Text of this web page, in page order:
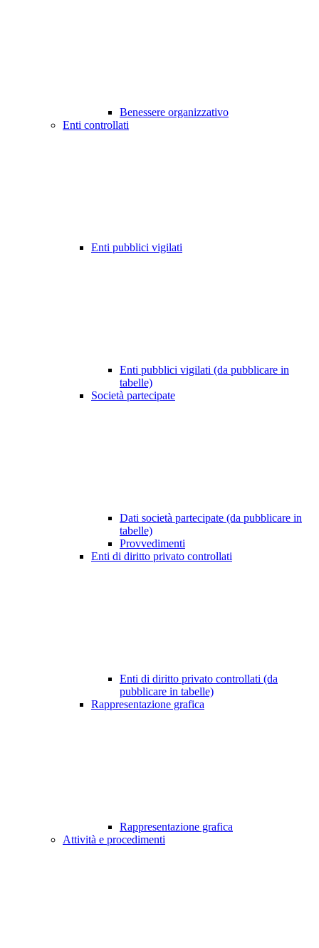
Benessere organizzativo
Enti controllati
Enti pubblici vigilati
Enti pubblici vigilati (da pubblicare in
tabelle)
Società partecipate
Dati società partecipate (da pubblicare in
tabelle)
Provvedimenti
Enti di diritto privato controllati
Enti di diritto privato controllati (da
pubblicare in tabelle)
Rappresentazione grafica
Rappresentazione grafica
Attività e procedimenti